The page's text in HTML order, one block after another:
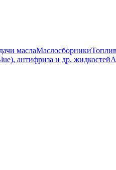
маслаМаслосборники
антифриза и др. жидкостей